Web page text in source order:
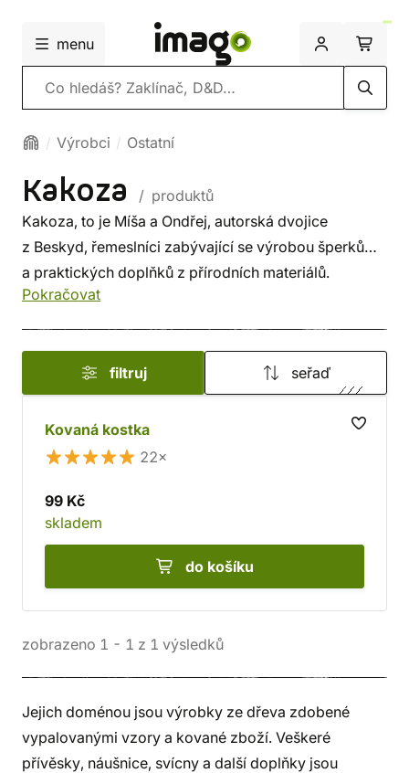
menu
Vyhledávání
Výrobci Ostatní
Kakoza
/ produktů
Kakoza, to je Míša a Ondřej, autorská dvojice
z Beskyd, řemeslníci zabývající se výrobou šperků
a praktických doplňků z přírodních materiálů.
Pokračovat
filtruj seřaď
Kovaná kostka
22×
99 Kč
skladem
do košíku
zobrazeno 1 - 1 z 1 výsledků
Jejich doménou jsou výrobky ze dřeva zdobené
vypalovanými vzory a kované zboží. Veškeré
přívěsky, náušnice, svícny a další doplňky jsou